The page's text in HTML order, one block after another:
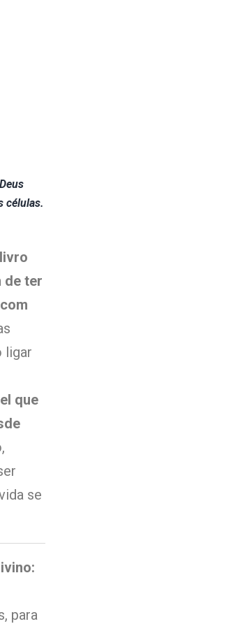
células.
de ter
ligar
que
se
para